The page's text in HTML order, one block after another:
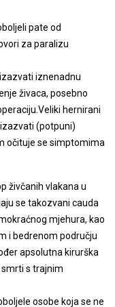
pate od
za paralizu
iznenadnu
živaca, posebno
hernirani
(potpuni)
očituje se simptomima
živčanih vlakana u
se takozvani cauda
mjehura, kao
i bedrenom području
apsolutna kirurška
s trajnim
osobe koja se ne